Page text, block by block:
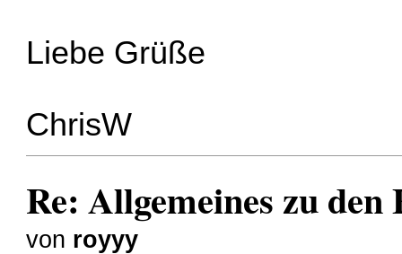
Liebe Grüße
ChrisW
Re: Allgemeines zu
von royyy